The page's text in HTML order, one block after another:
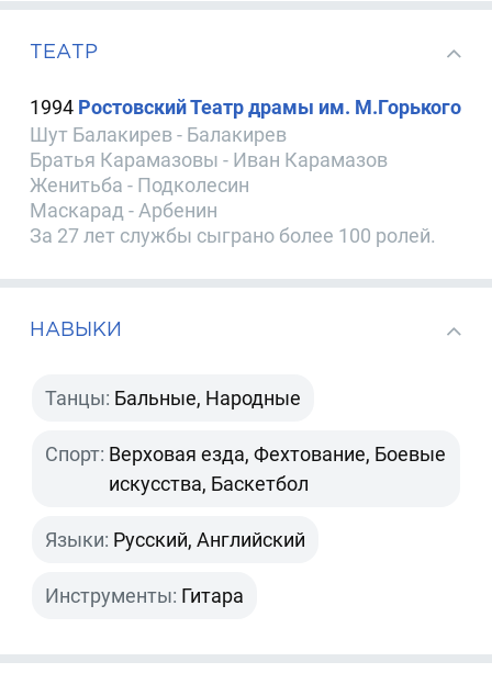
ТЕАТР
1994 Ростовский Театр драмы им. М.Горького
Шут Балакирев - Балакирев
Братья Карамазовы - Иван Карамазов
Женитьба - Подколесин
Маскарад - Арбенин
За 27 лет службы сыграно более 100 ролей.
НАВЫКИ
Танцы: Бальные, Народные
Спорт: Верховая езда, Фехтование, Боевые
искусства, Баскетбол
Языки: Русский, Английский
Инструменты: Гитара